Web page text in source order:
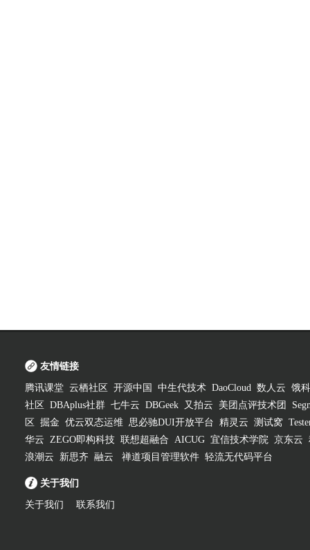
友情链接
腾讯课堂 云栖社区 开源中国 中生代技术 DaoCloud 数人云 饿
社区
DBAplus社群 七牛云 DBGeek 又拍云 美团点评技术团
区
掘金 优云双态运维 思必驰DUI开放平台 精灵云 测试窝
华云 ZEGO即构科技 联想超融合 AICUG 宜信技术学院 京东云
浪潮云
新思齐 融云 禅道项目管理软件 轻流无代码平台
关于我们
关于我们 联系我们